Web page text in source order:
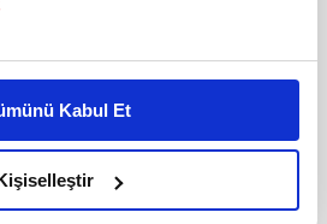
halinde sizlere özel
yaşatabiliriz. Bunu yaparken
iyi bir reklam deneyimi sunmak
içerikleri sunabilmek adına
gösterdiğimizi ve bu noktada,
Kabul Et